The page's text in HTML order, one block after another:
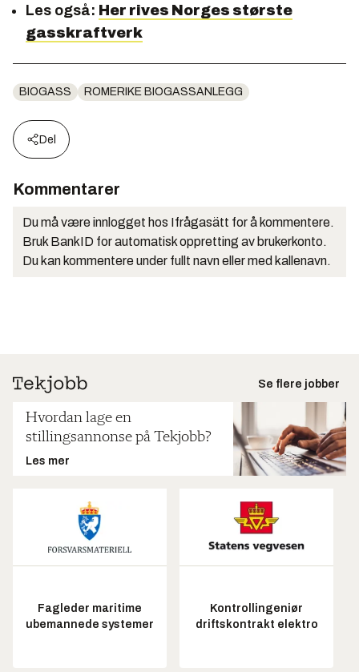
Les også: Her rives Norges største
gasskraftverk
BIOGASS ROMERIKE BIOGASSANLEGG
Del
Kommentarer
Du må være innlogget hos Ifrågasätt for å kommentere.
Bruk BankID for automatisk oppretting av brukerkonto.
Du kan kommentere under fullt navn eller med kallenavn.
Se flere jobber
Hvordan lage en
stillingsannonse på Tekjobb?
Les mer
Fagleder maritime
ubemannede systemer
Kontrollingeniør
driftskontrakt elektro